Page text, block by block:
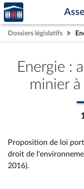
Aller au contenu
Aller en bas de la page
Accèder
à la
page
d'accueil
Dossiers législatifs
Energie :
minier
Proposition de loi
droit de
2016).